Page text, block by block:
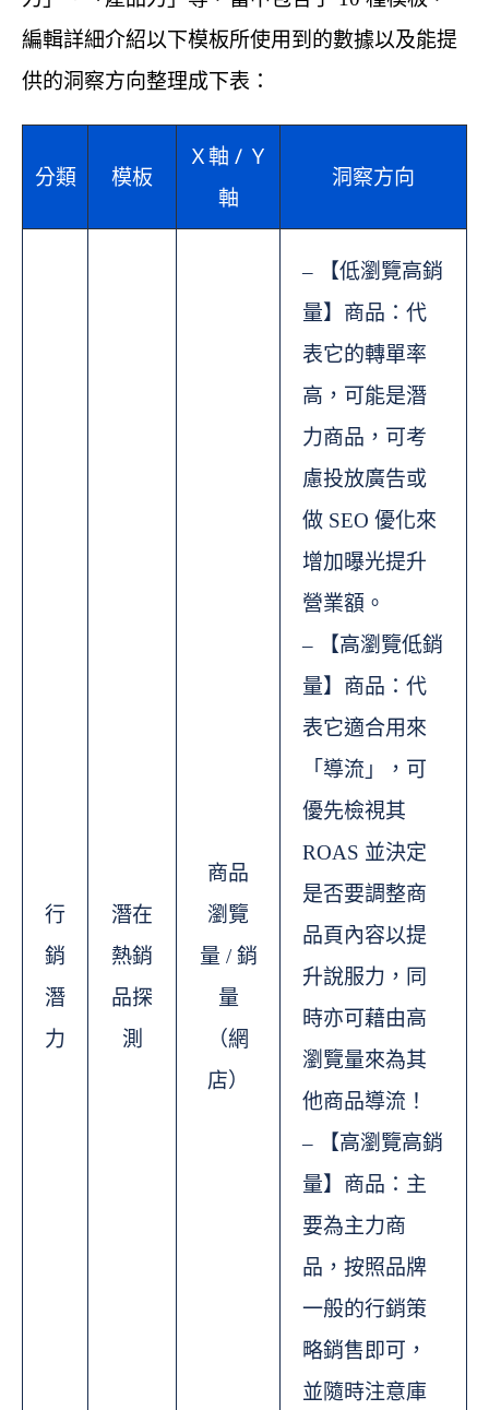
編輯詳細介紹以下模板所使用到的數據以及能提
供的洞察方向整理成下表：
分類 模板
Ｘ軸 / Ｙ
軸
洞察方向
行
銷
潛
力
潛在
熱銷
品探
測
商品
瀏覽
量 / 銷
量
（網
店）
– 【低瀏覽高銷
量】商品：代
表它的轉單率
高，可能是潛
力商品，可考
慮投放廣告或
做 SEO 優化來
增加曝光提升
營業額。
– 【高瀏覽低銷
量】商品：代
表它適合用來
「導流」，可
優先檢視其
ROAS 並決定
是否要調整商
品頁內容以提
升說服力，同
時亦可藉由高
瀏覽量來為其
他商品導流！
– 【高瀏覽高銷
量】商品：主
要為主力商
品，按照品牌
一般的行銷策
略銷售即可，
並隨時注意庫